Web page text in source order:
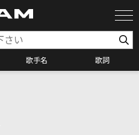
歌手名 歌詞